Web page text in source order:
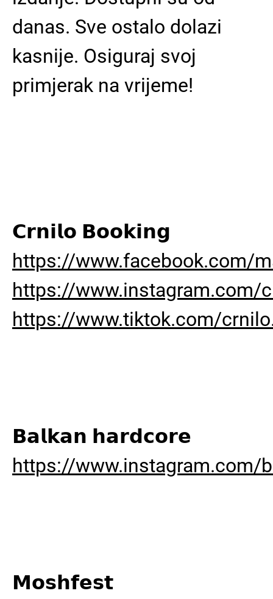
danas. Sve ostalo dolazi
kasnije. Osiguraj svoj
primjerak na vrijeme!
𝗖𝗿𝗻𝗶𝗹𝗼 𝗕𝗼𝗼𝗸𝗶𝗻𝗴
https://www.facebook.com/
https://www.instagram.com/
https://www.tiktok.com/
𝗕𝗮𝗹𝗸𝗮𝗻 𝗵𝗮𝗿𝗱𝗰𝗼𝗿𝗲
https://www.instagram.com/
𝗠𝗼𝘀𝗵𝗳𝗲𝘀𝘁